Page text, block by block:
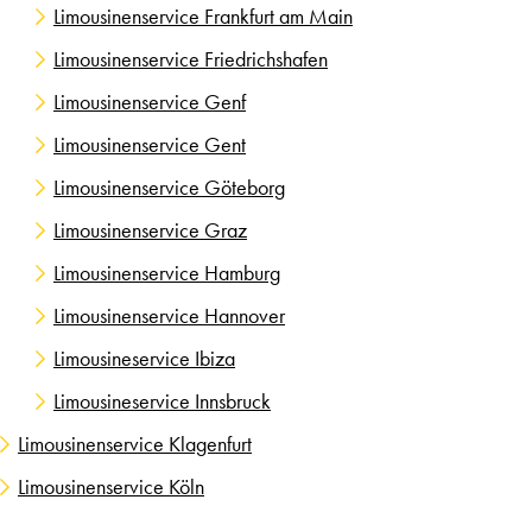
Limousinenservice Frankfurt am Main
Limousinenservice Friedrichshafen
Limousinenservice Genf
Limousinenservice Gent
Limousinenservice Göteborg
Limousinenservice Graz
Limousinenservice Hamburg
Limousinenservice Hannover
Limousineservice Ibiza
Limousineservice Innsbruck
Limousinenservice Klagenfurt
Limousinenservice Köln